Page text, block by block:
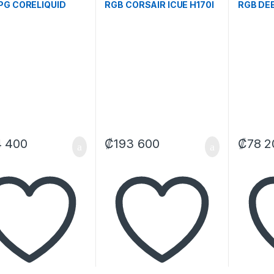
CORELIQUID
400
RGB CORSAIR ICUE H170I
₡193 600
RGB
₡78